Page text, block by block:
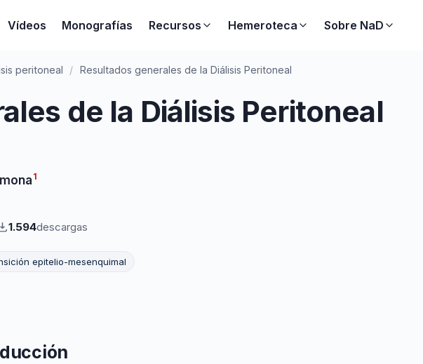
Vídeos Monografías Recursos Hemeroteca Sobre NaD
peritoneal / Resultados generales de la Diálisis Peritoneal
de la Diálisis Peritoneal
1
1.594descargas
epitelio-mesenquimal